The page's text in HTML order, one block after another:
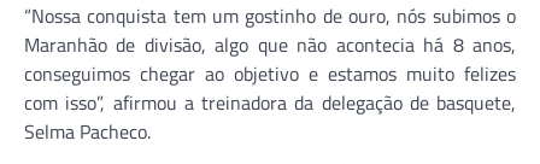
“Nossa conquista tem um gostinho de ouro, nós subimos o
Maranhão de divisão, algo que não acontecia há 8 anos,
conseguimos chegar ao objetivo e estamos muito felizes
com isso”, afirmou a treinadora da delegação de basquete,
Selma Pacheco.